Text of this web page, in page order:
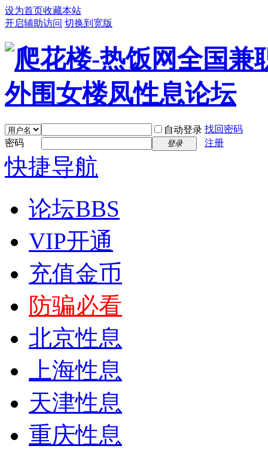
设为首页收藏本站
开启辅助访问 切换到宽版
自动登录 找回密码
密码
登录 注册
快捷导航
论坛BBS
VIP开通
充值金币
防骗必看
北京性息
上海性息
天津性息
重庆性息